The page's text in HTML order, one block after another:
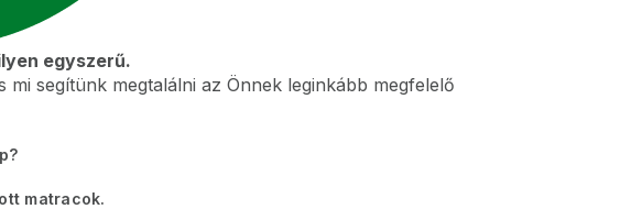
egyszerű.
segítünk megtalálni az Önnek leginkább megfelelő
matracok.